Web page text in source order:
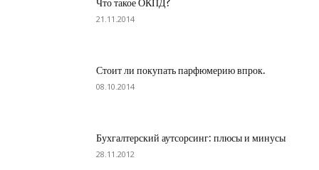
Что такое ОКПД?
21.11.2014
Стоит ли покупать парфюмерию впрок.
08.10.2014
Бухгалтерский аутсорсинг: плюсы и минусы
28.11.2012